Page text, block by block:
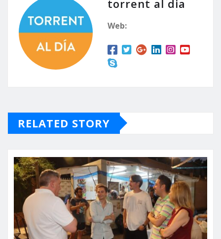
torrent al dia
Web:
RELATED STORY